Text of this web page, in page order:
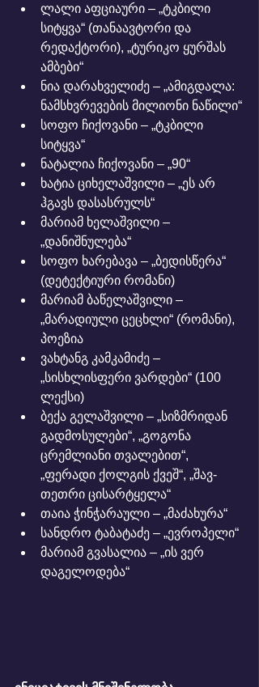
ლალი აფციაური – „ტკბილი
სიტყვა“ (თანაავტორი და
რედაქტორი), „ტურიკო ყურშას
ამბები“
ნია დარახველიძე – „ამიგდალა:
ნამსხვრევების მილიონი ნაწილი“
სოფო ჩიქოვანი – „ტკბილი
სიტყვა“
ნატალია ჩიქოვანი – „90“
ხატია ციხელაშვილი – „ეს არ
ჰგავს დასასრულს“
მარიამ ხელაშვილი –
„დანიშნულება“
სოფო ხარებავა – „ბედისწერა“
(დეტექტიური რომანი)
მარიამ ბაწელაშვილი –
„მარადიული ცეცხლი“ (რომანი),
პოეზია
ვახტანგ კამკამიძე –
„სისხლისფერი ვარდები“ (100
ლექსი)
ბექა გელაშვილი – „სიზმრიდან
გადმოსულები“, „გოგონა
ცრემლიანი თვალებით“,
„ფერადი ქოლგის ქვეშ“, „შავ-
თეთრი ცისარტყელა“
თაია ჭინჭარაული – „მაძახურა“
სანდრო ტაბატაძე – „ევროპელი“
მარიამ გვასალია – „ის ვერ
დაგელოდება“